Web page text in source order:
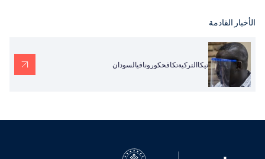
الأخبار القادمة
تيكاالتركيةتكافحكورونافيالسودان